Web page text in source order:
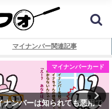
マイナンバー関連記事
マイナンバーカード
ナンバーは知られても悪用で